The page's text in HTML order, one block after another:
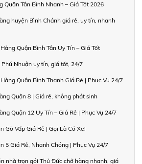
Quận Tân Bình Nhanh – Giá Tốt 2026
huyện Bình Chánh giá rẻ, uy tín, nhanh
Quận Bình Tân Uy Tín – Giá Tốt
Nhuận uy tín, giá tốt, 24/7
Quận Bình Thạnh Giá Rẻ | Phục Vụ 24/7
Quận 8 | Giá rẻ, không phát sinh
Quận 12 Uy Tín – Giá Rẻ | Phục Vụ 24/7
Gò Vấp Giá Rẻ | Gọi Là Có Xe!
5 Giá Rẻ, Nhanh Chóng | Phục Vụ 24/7
nhà trọn gói Thủ Đức chở hàng nhanh, giá